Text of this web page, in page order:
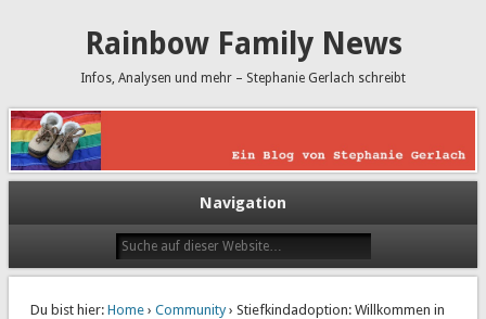
Rainbow Family News
Infos, Analysen und mehr – Stephanie Gerlach schreibt
Navigation
Du bist hier: Home› Community› Stiefkindadoption: Willkommen in